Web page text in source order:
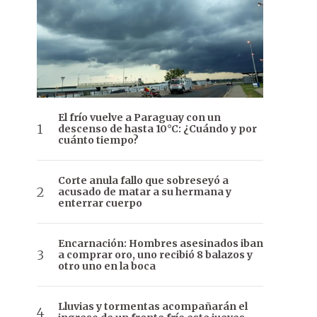
El frío vuelve a Paraguay con un
descenso de hasta 10°C: ¿Cuándo y por
cuánto tiempo?
Corte anula fallo que sobreseyó a
acusado de matar a su hermana y
enterrar cuerpo
Encarnación: Hombres asesinados iban
a comprar oro, uno recibió 8 balazos y
otro uno en la boca
Lluvias y tormentas acompañarán el